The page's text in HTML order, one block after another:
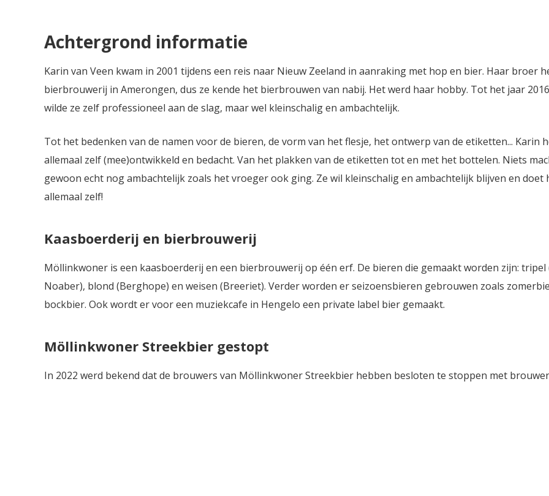
Achtergrond informatie
Karin van Veen kwam in 2001 tijdens een reis naar Nieuw Zeeland in aanraking met hop en bier. Haar broer
bierbrouwerij in Amerongen, dus ze kende het bierbrouwen van nabij. Het werd haar hobby. Tot het jaar
wilde ze zelf professioneel aan de slag, maar wel kleinschalig en ambachtelijk.
Tot het bedenken van de namen voor de bieren, de vorm van het flesje, het ontwerp van de etiketten... Karin
allemaal zelf (mee)ontwikkeld en bedacht. Van het plakken van de etiketten tot en met het bottelen. Niets
gewoon echt nog ambachtelijk zoals het vroeger ook ging. Ze wil kleinschalig en ambachtelijk blijven en doet
allemaal zelf!
Kaasboerderij en bierbrouwerij
Möllinkwoner is een kaasboerderij en een bierbrouwerij op één erf. De bieren die gemaakt worden zijn: tripel
Noaber), blond (Berghope) en weisen (Breeriet). Verder worden er seizoensbieren gebrouwen zoals
bockbier. Ook wordt er voor een muziekcafe in Hengelo een private label bier gemaakt.
Möllinkwoner Streekbier gestopt
In 2022 werd bekend dat de brouwers van Möllinkwoner Streekbier hebben besloten te stoppen met